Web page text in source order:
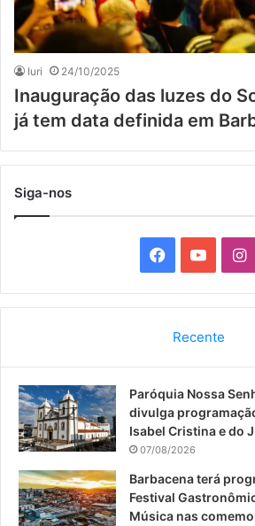
Iuri 24/10/2025
Inauguração das luzes do
já tem data definida em
Siga-nos
a
b
o
k
o
u
b
I
n
a
g
a
Recente
Paróquia Nossa
divulga
Isabel Cristina e do
07/08/2026
Barbacena terá
Festival
Música nas